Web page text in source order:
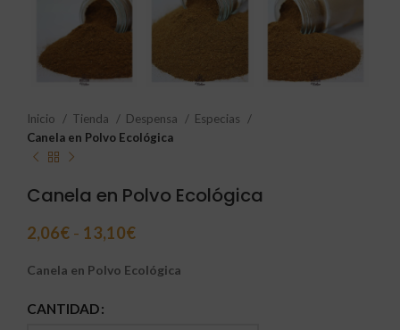
Inicio Tienda Despensa
Especias
Canela en Polvo Ecológica
Canela en Polvo Ecológica
2,06€ - 13,10€
Canela en Polvo Ecológica
CANTIDAD